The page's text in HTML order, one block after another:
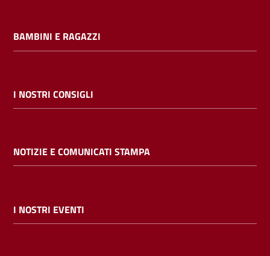
cataloghi
bibliotecario
BAMBINI E RAGAZZI
I NOSTRI CONSIGLI
NOTIZIE E COMUNICATI STAMPA
I NOSTRI EVENTI